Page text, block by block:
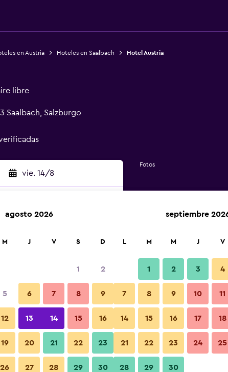
en Austria Hoteles en Saalbach Hotel Austria
libre
Saalbach, Salzburgo
vie. 14/8
barata de precio por noche
Total noche
$362 Ver oferta
Fotos
agosto 2026
M J V S D
1 2
5 6 7 8 9
12 13 14 15 16
19 20 21 22 23
26 27 28 29 30
septiembre
L M M J V
1 2 3 4
7 8 9 10 11
14 15 16 17 18
21 22 23 24 25
28 29 30